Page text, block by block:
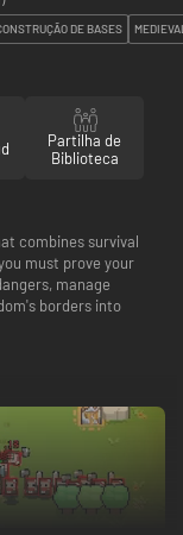
DE BASES
Partilha de
Biblioteca
combines survival
must prove your
manage
borders into